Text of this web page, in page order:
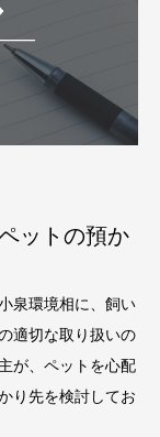
ットの預か
泉環境相に、飼い
適切な取り扱いの
が、ペットを心配
り先を検討してお